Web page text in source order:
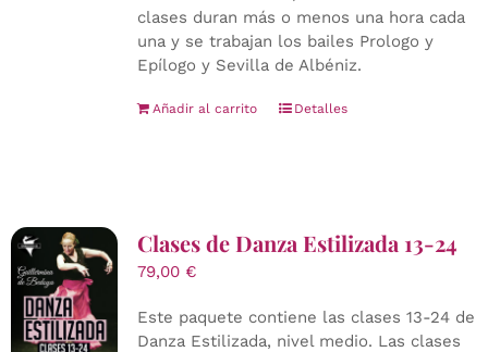
clases duran más o menos una hora cada
una y se trabajan los bailes Prologo y
Epílogo y Sevilla de Albéniz.
Añadir al carrito Detalles
Clases de Danza Estilizada 13-24
79,00 €
Este paquete contiene las clases 13-24 de
Danza Estilizada, nivel medio. Las clases